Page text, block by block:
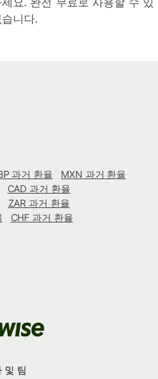
니다.
과거 환율
MXN 과거 환율
CAD 과거 환율
ZAR 과거 환율
CHF 과거 환율
및 팀